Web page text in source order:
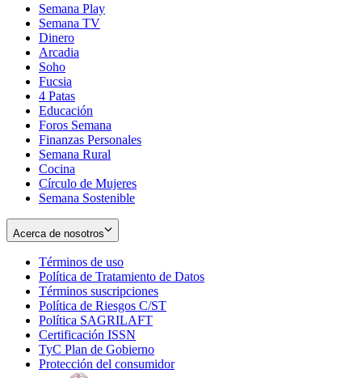
Semana Play
Semana TV
Dinero
Arcadia
Soho
in
new
window
Fucsia
in
new
window
4 Patas
Educación
Foros Semana
Finanzas Personales
Semana Rural
Cocina
Círculo de Mujeres
Semana Sostenible
Acerca de nosotros
Términos de uso
in
new
window
Política de Tratamiento de Datos
Términos suscripciones
in
Política de Riesgos C/ST
Política SAGRILAFT
new
window
Certificación ISSN
in
new
TyC Plan de Gobierno
in
Protección del consumidorOpens